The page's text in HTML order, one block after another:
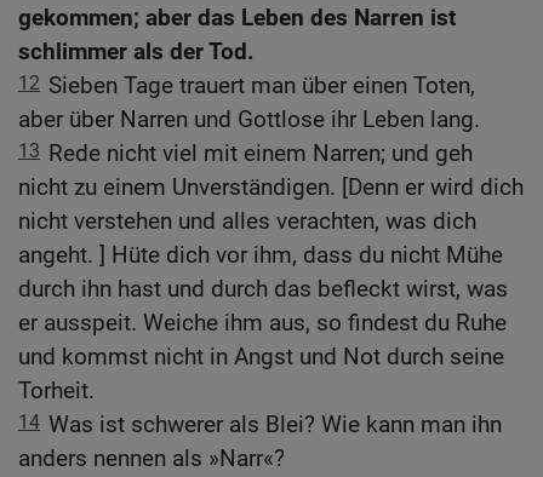
gekommen; aber das Leben des Narren ist
schlimmer als der Tod.
12 Sieben Tage trauert man über einen Toten,
aber über Narren und Gottlose ihr Leben lang.
13 Rede nicht viel mit einem Narren; und geh
nicht zu einem Unverständigen. [Denn er wird dich
nicht verstehen und alles verachten, was dich
angeht. ] Hüte dich vor ihm, dass du nicht Mühe
durch ihn hast und durch das befleckt wirst, was
er ausspeit. Weiche ihm aus, so findest du Ruhe
und kommst nicht in Angst und Not durch seine
Torheit.
14 Was ist schwerer als Blei? Wie kann man ihn
anders nennen als »Narr«?